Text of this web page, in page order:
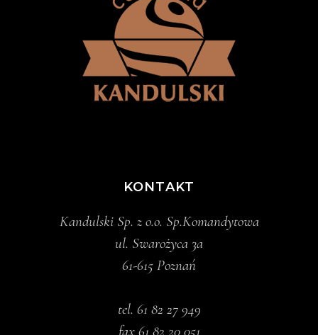
KONTAKT
Kandulski Sp. z o.o. Sp.Komandytowa
ul. Swarożyca 3a
61-615 Poznań
tel. 61 82 27 949
fax 61 82 20 051